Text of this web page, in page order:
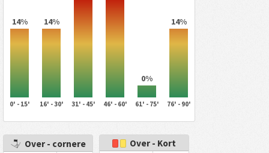
14% 14%
0%
14%
0' - 15' 16' - 30' 31' - 45' 46' - 60' 61' - 75' 76' - 90'
Over - cornere Over - Kort